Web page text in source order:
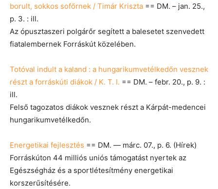
borult, sokkos sofőrnek / Timár Kriszta == DM. – jan. 25.,
p. 3. : ill.
Az ópusztaszeri polgárőr segített a balesetet szenvedett
fiatalembernek Forráskút közelében.
Totóval indult a kaland : a hungarikumvetélkedőn vesznek
részt a forráskúti diákok / K. T. I. == DM. – febr. 20., p. 9. :
ill.
Felső tagozatos diákok vesznek részt a Kárpát-medencei
hungarikumvetélkedőn.
Energetikai fejlesztés == DM. — márc. 07., p. 6. (Hírek)
Forráskúton 44 milliós uniós támogatást nyertek az
Egészségház és a sportlétesítmény energetikai
korszerűsítésére.